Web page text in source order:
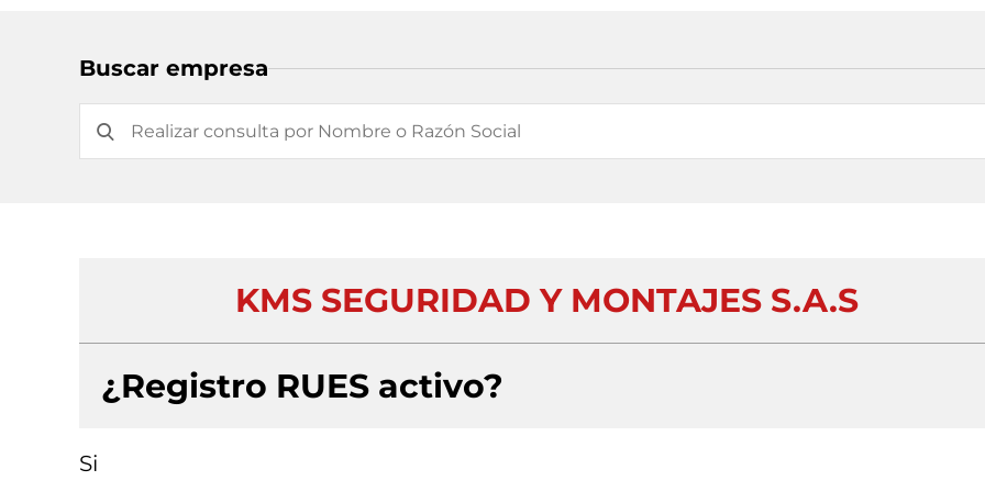
Buscar empresa
KMS SEGURIDAD Y MONTAJES S.A.S
¿Registro RUES activo?
Si